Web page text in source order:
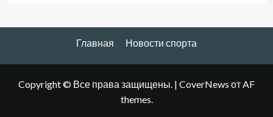
Главная Новости спорта
Copyright © Все права защищены. | CoverNews от AF
themes.